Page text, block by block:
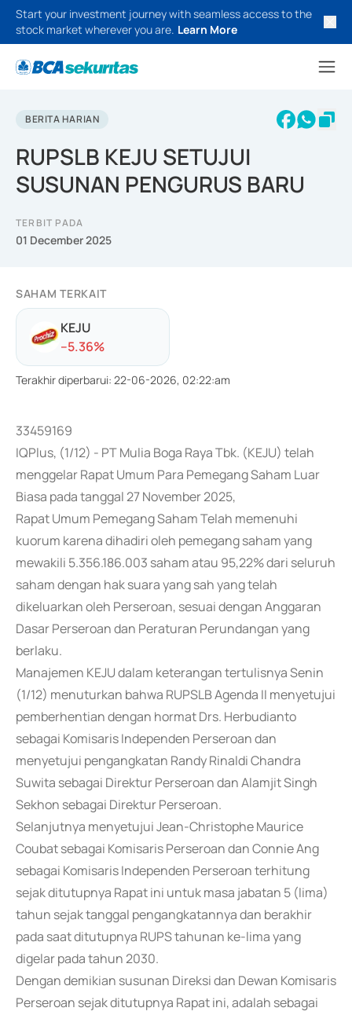
Start your investment journey with seamless access to the
stock market wherever you are. Learn More
BERITA HARIAN
RUPSLB KEJU SETUJUI
SUSUNAN PENGURUS BARU
TERBIT PADA
01 December 2025
SAHAM TERKAIT
KEJU
--5.36%
Terakhir diperbarui: 22-06-2026, 02:22:am
33459169
IQPlus, (1/12) - PT Mulia Boga Raya Tbk. (KEJU) telah
menggelar Rapat Umum Para Pemegang Saham Luar
Biasa pada tanggal 27 November 2025,
Rapat Umum Pemegang Saham Telah memenuhi
kuorum karena dihadiri oleh pemegang saham yang
mewakili 5.356.186.003 saham atau 95,22% dari seluruh
saham dengan hak suara yang sah yang telah
dikeluarkan oleh Perseroan, sesuai dengan Anggaran
Dasar Perseroan dan Peraturan Perundangan yang
berlaku.
Manajemen KEJU dalam keterangan tertulisnya Senin
(1/12) menuturkan bahwa RUPSLB Agenda II menyetujui
pemberhentian dengan hormat Drs. Herbudianto
sebagai Komisaris Independen Perseroan dan
menyetujui pengangkatan Randy Rinaldi Chandra
Suwita sebagai Direktur Perseroan dan Alamjit Singh
Sekhon sebagai Direktur Perseroan.
Selanjutnya menyetujui Jean-Christophe Maurice
Coubat sebagai Komisaris Perseroan dan Connie Ang
sebagai Komisaris Independen Perseroan terhitung
sejak ditutupnya Rapat ini untuk masa jabatan 5 (lima)
tahun sejak tanggal pengangkatannya dan berakhir
pada saat ditutupnya RUPS tahunan ke-lima yang
digelar pada tahun 2030.
Dengan demikian susunan Direksi dan Dewan Komisaris
Perseroan sejak ditutupnya Rapat ini, adalah sebagai